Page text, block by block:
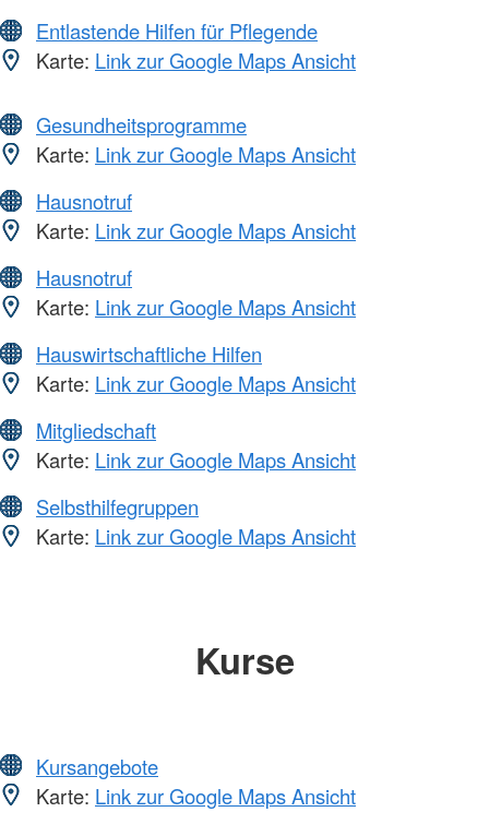
Entlastende Hilfen für Pflegende
Karte: Link zur Google Maps Ansicht
Gesundheitsprogramme
Karte: Link zur Google Maps Ansicht
Hausnotruf
Karte: Link zur Google Maps Ansicht
Hausnotruf
Karte: Link zur Google Maps Ansicht
Hauswirtschaftliche Hilfen
Karte: Link zur Google Maps Ansicht
Mitgliedschaft
Karte: Link zur Google Maps Ansicht
Selbsthilfegruppen
Karte: Link zur Google Maps Ansicht
Kurse
Kursangebote
Karte: Link zur Google Maps Ansicht